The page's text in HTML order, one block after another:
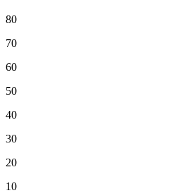
80
70
60
50
40
30
20
10